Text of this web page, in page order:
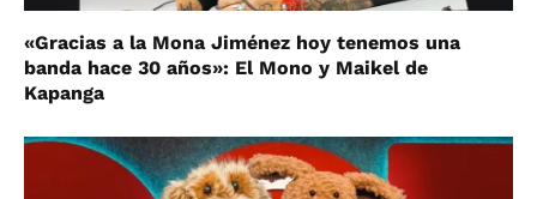
«Gracias a la Mona Jiménez hoy tenemos una
banda hace 30 años»: El Mono y Maikel de
Kapanga